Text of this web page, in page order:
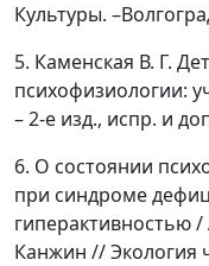
Культуры.
5. Каменская В. Г.
психофизиологии:
– 2-е изд., испр. и
6. О состоянии
при синдроме
гиперактивностью /
Канжин // Экология